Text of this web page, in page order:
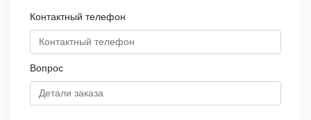
Контактный телефон
Вопрос